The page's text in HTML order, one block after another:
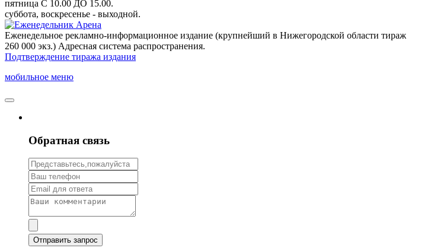
пятница С 10.00 ДО 15.00.
суббота, воскресенье - выходной.
Еженедельное рекламно-информационное издание (крупнейший в Нижегородской области тираж
260 000 экз.) Адресная система распространения.
Подтверждение тиража издания
мобильное меню
Обратная связь